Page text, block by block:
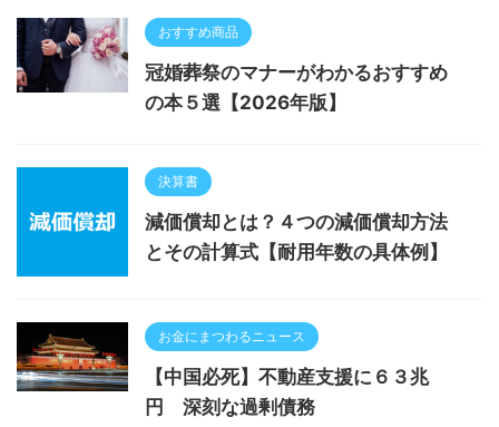
おすすめ商品
冠婚葬祭のマナーがわかるおすすめ
の本５選【2026年版】
決算書
減価償却とは？４つの減価償却方法
とその計算式【耐用年数の具体例】
お金にまつわるニュース
【中国必死】不動産支援に６３兆
円 深刻な過剰債務